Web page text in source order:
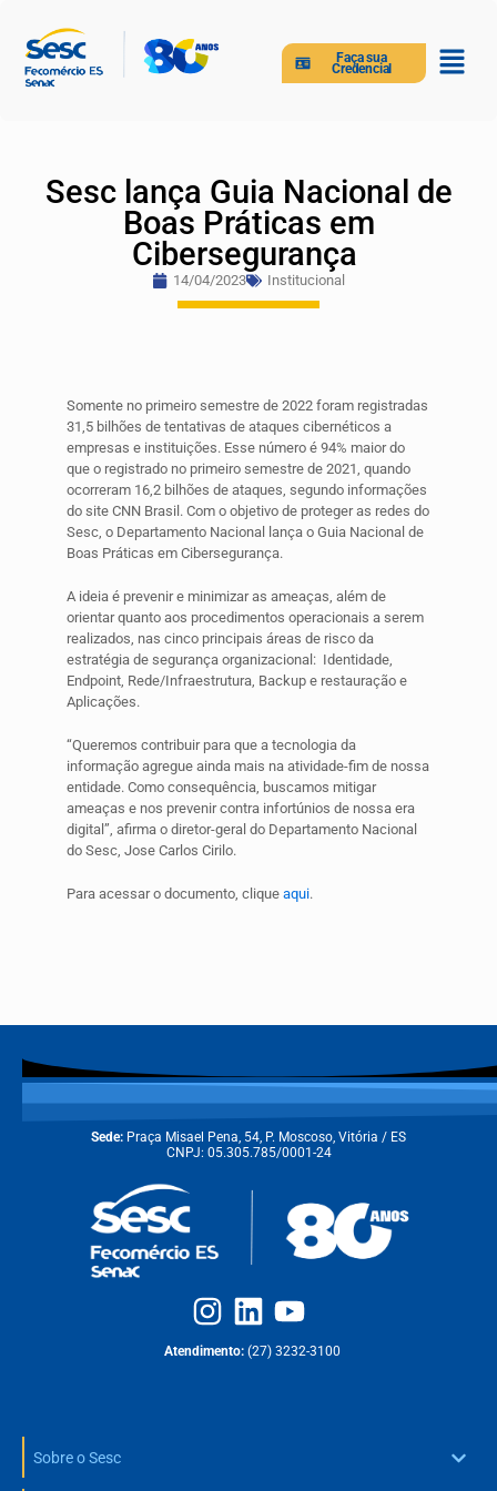
Faça sua
Credencial
Sesc lança Guia Nacional de
Boas Práticas em
Cibersegurança
14/04/2023 Institucional
Somente no primeiro semestre de 2022 foram registradas
31,5 bilhões de tentativas de ataques cibernéticos a
empresas e instituições. Esse número é 94% maior do
que o registrado no primeiro semestre de 2021, quando
ocorreram 16,2 bilhões de ataques, segundo informações
do site CNN Brasil. Com o objetivo de proteger as redes do
Sesc, o Departamento Nacional lança o Guia Nacional de
Boas Práticas em Cibersegurança.
A ideia é prevenir e minimizar as ameaças, além de
orientar quanto aos procedimentos operacionais a serem
realizados, nas cinco principais áreas de risco da
estratégia de segurança organizacional: Identidade,
Endpoint, Rede/Infraestrutura, Backup e restauração e
Aplicações.
“Queremos contribuir para que a tecnologia da
informação agregue ainda mais na atividade-fim de nossa
entidade. Como consequência, buscamos mitigar
ameaças e nos prevenir contra infortúnios de nossa era
digital”, afirma o diretor-geral do Departamento Nacional
do Sesc, Jose Carlos Cirilo.
Para acessar o documento, clique aqui.
Sede: Praça Misael Pena, 54, P. Moscoso, Vitória / ES
CNPJ: 05.305.785/0001-24
Atendimento: (27) 3232-3100
Sobre o Sesc